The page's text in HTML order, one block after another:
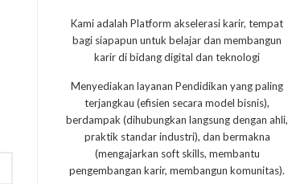
Kami adalah Platform akselerasi karir, tempat
bagi siapapun untuk belajar dan membangun
karir di bidang digital dan teknologi
Menyediakan layanan Pendidikan yang paling
terjangkau (efisien secara model bisnis),
berdampak (dihubungkan langsung dengan ahli,
praktik standar industri), dan bermakna
(mengajarkan soft skills, membantu
pengembangan karir, membangun komunitas).